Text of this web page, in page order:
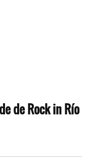
de Rock in Río